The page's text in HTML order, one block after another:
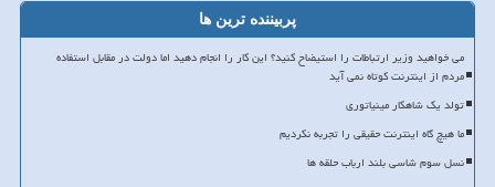
پربیننده ترین ها
می خواهید وزیر ارتباطات را استیضاح کنید؟ این کار را انجام دهید اما دولت در مقابل استفاده
مردم از اینترنت کوتاه نمی آید
تولد یک شاهکار مینیاتوری
ما هیچ گاه اینترنت حقیقی را تجربه نکردیم
نسل سوم شاسی بلند ارباب حلقه ها